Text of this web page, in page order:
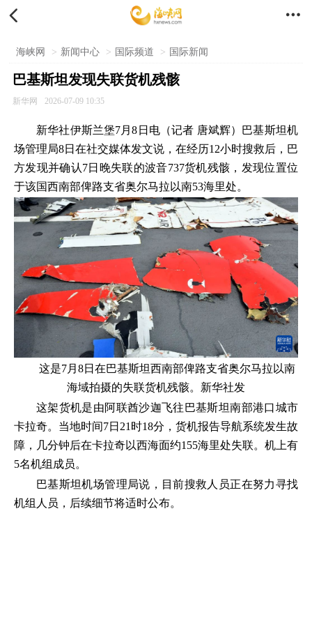
 
海峡网 > 新闻中心 > 国际频道 > 国际新闻
巴基斯坦发现失联货机残骸
新华网 2026-07-09 10:35
新华社伊斯兰堡7月8日电（记者 唐斌辉）巴基斯坦机
场管理局8日在社交媒体发文说，在经历12小时搜救后，巴
方发现并确认7日晚失联的波音737货机残骸，发现位置位
于该国西南部俾路支省奥尔马拉以南53海里处。
这是7月8日在巴基斯坦西南部俾路支省奥尔马拉以南
海域拍摄的失联货机残骸。新华社发
这架货机是由阿联酋沙迦飞往巴基斯坦南部港口城市
卡拉奇。当地时间7日21时18分，货机报告导航系统发生故
障，几分钟后在卡拉奇以西海面约155海里处失联。机上有
5名机组成员。
巴基斯坦机场管理局说，目前搜救人员正在努力寻找
机组人员，后续细节将适时公布。